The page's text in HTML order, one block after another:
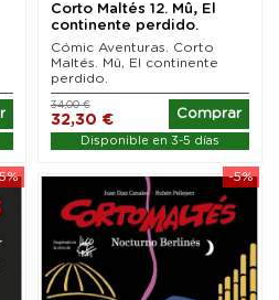
Corto Maltés 12. Mû, El
continente perdido.
Edición en color
Cómic Aventuras. Corto
Maltés. Mû, El continente
perdido.
32,30 €
34,00 €
Comprar
Disponible en 3-5 días
-5%